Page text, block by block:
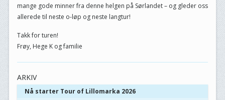
mange gode minner fra denne helgen på Sørlandet – og gleder oss
allerede til neste o-løp og neste langtur!
Takk for turen!
Frøy, Hege K og familie
ARKIV
Nå starter Tour of Lillomarka 2026